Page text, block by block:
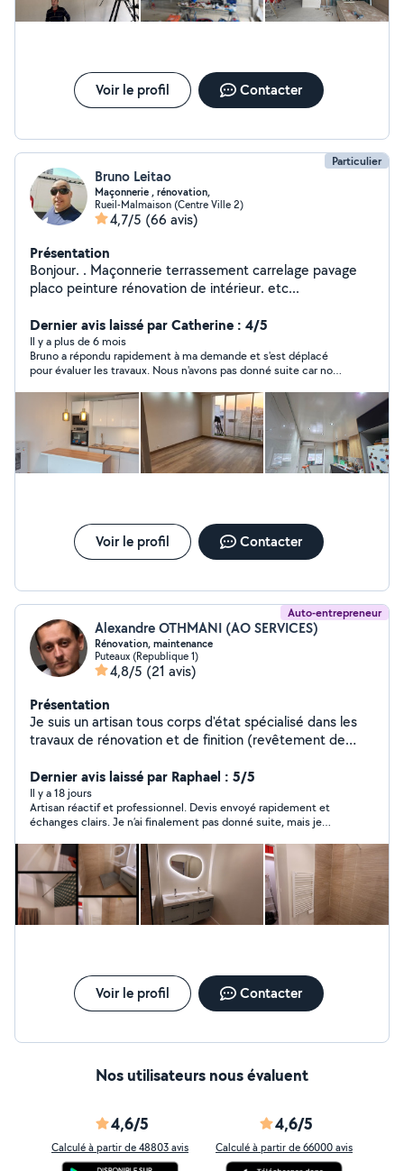
Voir le profil Contacter
Particulier
Bruno Leitao
Maçonnerie , rénovation,
Rueil-Malmaison (Centre Ville 2)
4,7/5 (66 avis)
Présentation
Bonjour. . Maçonnerie terrassement carrelage pavage
placo peinture rénovation de intérieur. etc...
Dernier avis laissé par Catherine : 4/5
Il y a plus de 6 mois
Bruno a répondu rapidement à ma demande et s'est déplacé
pour évaluer les travaux. Nous n'avons pas donné suite car nous
Voir le profil Contacter
Auto-entrepreneur
Alexandre OTHMANI (AO SERVICES)
Rénovation, maintenance
Puteaux (Republique 1)
4,8/5 (21 avis)
Présentation
Je suis un artisan tous corps d'état spécialisé dans les
travaux de rénovation et de finition (revêtement de
peinture, rénovation complète) ainsi que dans
l'aménagement paysagers (création de terrasse, taille,
tonte, entretien de jardin, mise en place de végétaux,
mise en place de potagers). Je suis le créateur et le
gérant de l'entreprise DEME'TERRA et de
l'autoentreprise AO SERVICES. Les travaux de second
œuvre et de finitions sont donc mon corps de métier
depuis plusieurs années. Je suis minutieux et rigoureux
dans mon travail et je cherche sans cesse à me
PS : Si vous souhaitez que je réponde aux demandes
privées, choisissez bien les catégories "Artisan tous
corps d'état" et/ou "Tapisserie, Peinture". Je ne pourrais
Dernier avis laissé par Raphael : 5/5
Il y a 18 jours
Artisan réactif et professionnel. Devis envoyé rapidement et
échanges clairs. Je n’ai finalement pas donné suite, mais je
Voir le profil Contacter
Nos utilisateurs nous évaluent
4,6/5
Calculé à partir de 48803 avis
4,6/5
Calculé à partir de 66000 avis